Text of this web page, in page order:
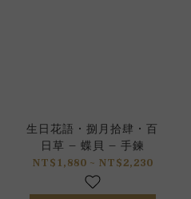
生日花語 • 捌月拾肆 • 百
日草 – 蝶貝 – 手鍊
NT$1,880 ~ NT$2,230